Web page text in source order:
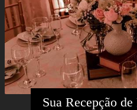
Sua Recepção